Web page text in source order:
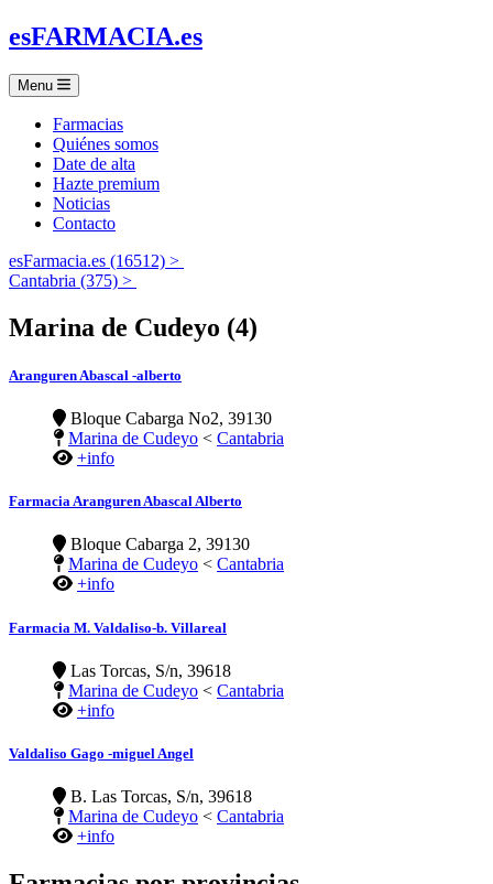
esFARMACIA.es
Menu
Farmacias
Quiénes somos
Date de alta
Hazte premium
Noticias
Contacto
esFarmacia.es (16512) >
Cantabria (375) >
Marina de Cudeyo (4)
Aranguren Abascal -alberto
Bloque Cabarga No2, 39130
Marina de Cudeyo < Cantabria
+info
Farmacia Aranguren Abascal Alberto
Bloque Cabarga 2, 39130
Marina de Cudeyo < Cantabria
+info
Farmacia M. Valdaliso-b. Villareal
Las Torcas, S/n, 39618
Marina de Cudeyo < Cantabria
+info
Valdaliso Gago -miguel Angel
B. Las Torcas, S/n, 39618
Marina de Cudeyo < Cantabria
+info